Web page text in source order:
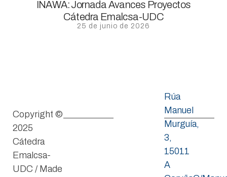
INAWA: Jornada Avances Proyectos
Cátedra Emalcsa-UDC
25 de junio de 2026
Rúa
Manuel
Murguía,
3,
15011
A
Copyright ©
2025
Cátedra
Emalcsa-
UDC / Made